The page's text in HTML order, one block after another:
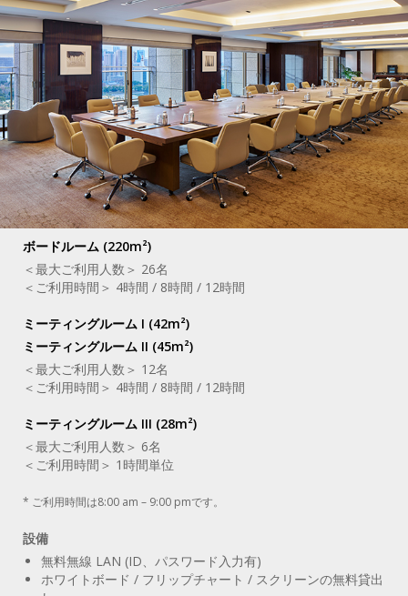
ボードルーム (220m²)
＜最大ご利用人数＞ 26名
＜ご利用時間＞ 4時間 / 8時間 / 12時間
ミーティングルーム I (42m²)
ミーティングルーム II (45m²)
＜最大ご利用人数＞ 12名
＜ご利用時間＞ 4時間 / 8時間 / 12時間
ミーティングルーム III (28m²)
＜最大ご利用人数＞ 6名
＜ご利用時間＞ 1時間単位
* ご利用時間は8:00 am – 9:00 pmです。
設備
無料無線 LAN (ID、パスワード入力有)
ホワイトボード / フリップチャート / スクリーンの無料貸出